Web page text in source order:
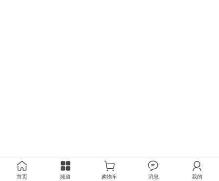
首页 频道 购物车 消息 我的